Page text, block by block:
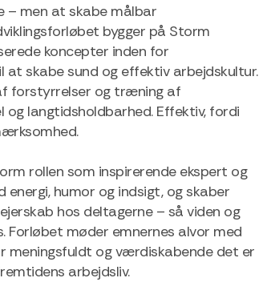
– men at skabe målbar
bygger på Storm
koncepter inden for
skabe sund og effektiv arbejdskultur.
forstyrrelser og træning af
langtidsholdbarhed. Effektiv, fordi
rollen som inspirerende ekspert og
humor og indsigt, og skaber
hos deltagerne – så viden og
møder emnernes alvor med
meningsfuldt og værdiskabende det er
arbejdsliv.